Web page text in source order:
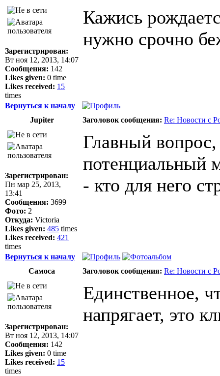
Зарегистрирован:
Вт ноя 12, 2013, 14:07
Сообщения: 142
Likes given: 0 time
Likes received: 15
times
Кажись
нужно срочно
Вернуться к началу
Jupiter
Заголовок сообщения: Re: Новости с
Зарегистрирован:
Пн мар 25, 2013,
13:41
Сообщения: 3699
Фото: 2
Откуда: Victoria
Likes given: 485 times
Likes received: 421
times
Главный
потенциальный
- кто для него
Вернуться к началу
Самоса
Заголовок сообщения: Re: Новости с
Зарегистрирован:
Вт ноя 12, 2013, 14:07
Сообщения: 142
Likes given: 0 time
Likes received: 15
times
Единственное,
напрягает, это